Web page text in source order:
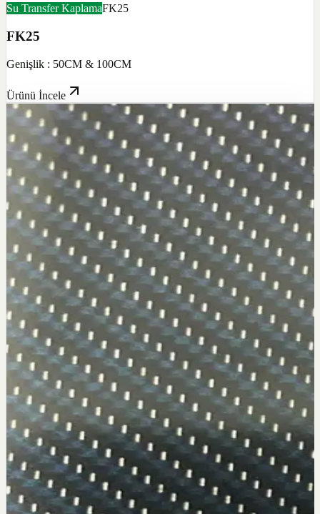
Su Transfer KaplamaFK25
FK25
Genişlik : 50CM & 100CM
Ürünü İncele